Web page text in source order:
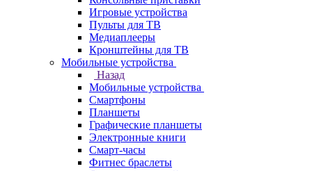
Игровые устройства
Пульты для ТВ
Медиаплееры
Кронштейны для ТВ
Мобильные устройства
Назад
Мобильные устройства
Смартфоны
Планшеты
Графические планшеты
Электронные книги
Смарт-часы
Фитнес браслеты